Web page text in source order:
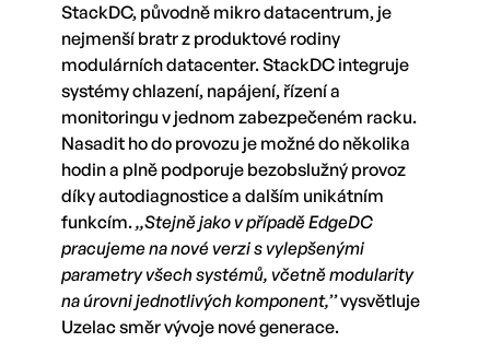
StackDC, původně mikro datacentrum, je
nejmenší bratr z produktové rodiny
modulárních datacenter. StackDC integruje
systémy chlazení, napájení, řízení a
monitoringu v jednom zabezpečeném racku.
Nasadit ho do provozu je možné do několika
hodin a plně podporuje bezobslužný provoz
díky autodiagnostice a dalším unikátním
funkcím.,,Stejně jako v případě EdgeDC
pracujeme na nové verzi s vylepšenými
parametry všech systémů, včetně modularity
na úrovni jednotlivých komponent,’’vysvětluje
Uzelac směr vývoje nové generace.